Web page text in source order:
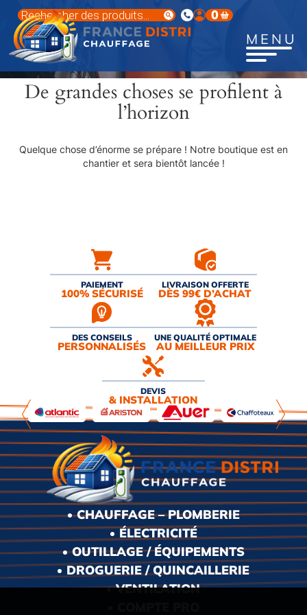
contenu
principal
Recherche
de
produits
0
MENU
De grandes choses se profilent à
l’horizon
Quelque chose d’énorme se prépare ! Notre boutique est en
chantier et sera bientôt lancée !
PAIEMENT
100% SÉCURISÉ
LIVRAISON OFFERTE
DÈS 99€ D’ACHAT
DES CONSEILS
PERSONNALISÉS
UNE QUALITÉ OPTIMALE
AU MEILLEUR PRIX
DEVIS
& INSTALLATION
CHAUFFAGE – PLOMBERIE
ÉLECTRICITÉ
OUTILLAGE / ÉQUIPEMENTS
DROGUERIE / QUINCAILLERIE
VENTILATION